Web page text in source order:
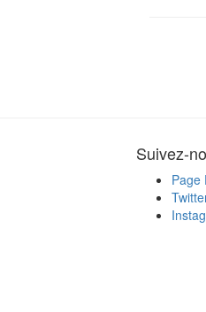
Suivez-
Page